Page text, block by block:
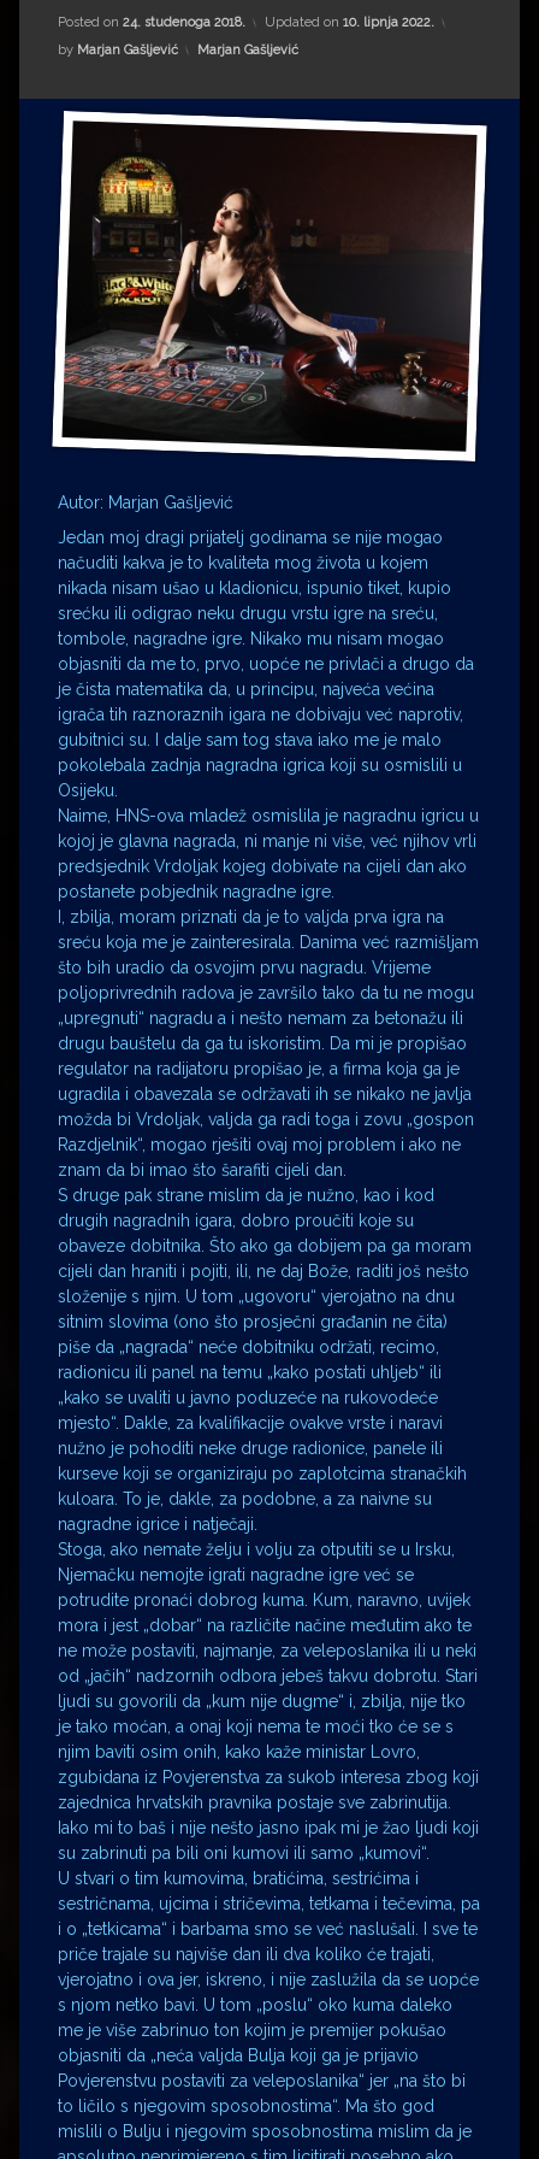
Drugi autori
Drugi autori
Matea Andrić
Ljiljana Lekanić-Kljaić
Željko Krznarić
Mario Lovreković
Miroslav Šantek
Posted on 24. studenoga 2018. Updated on 10. lipnja 2022.
by Marjan Gašljević Kategorije:
Marjan Gašljević
Autor: Marjan Gašljević
Jedan moj dragi prijatelj godinama se nije mogao
načuditi kakva je to kvaliteta mog života u kojem
nikada nisam ušao u kladionicu, ispunio tiket, kupio
srećku ili odigrao neku drugu vrstu igre na sreću,
tombole, nagradne igre. Nikako mu nisam mogao
objasniti da me to, prvo, uopće ne privlači a drugo da
je čista matematika da, u principu, najveća većina
igrača tih raznoraznih igara ne dobivaju već naprotiv,
gubitnici su. I dalje sam tog stava iako me je malo
pokolebala zadnja nagradna igrica koji su osmislili u
Osijeku.
Naime, HNS-ova mladež osmislila je nagradnu igricu u
kojoj je glavna nagrada, ni manje ni više, već njihov vrli
predsjednik Vrdoljak kojeg dobivate na cijeli dan ako
postanete pobjednik nagradne igre.
I, zbilja, moram priznati da je to valjda prva igra na
sreću koja me je zainteresirala. Danima već razmišljam
što bih uradio da osvojim prvu nagradu. Vrijeme
poljoprivrednih radova je završilo tako da tu ne mogu
„upregnuti“ nagradu a i nešto nemam za betonažu ili
drugu bauštelu da ga tu iskoristim. Da mi je propišao
regulator na radijatoru propišao je, a firma koja ga je
ugradila i obavezala se održavati ih se nikako ne javlja
možda bi Vrdoljak, valjda ga radi toga i zovu „gospon
Razdjelnik“, mogao rješiti ovaj moj problem i ako ne
znam da bi imao što šarafiti cijeli dan.
S druge pak strane mislim da je nužno, kao i kod
drugih nagradnih igara, dobro proučiti koje su
obaveze dobitnika. Što ako ga dobijem pa ga moram
cijeli dan hraniti i pojiti, ili, ne daj Bože, raditi još nešto
složenije s njim. U tom „ugovoru“ vjerojatno na dnu
sitnim slovima (ono što prosječni građanin ne čita)
piše da „nagrada“ neće dobitniku održati, recimo,
radionicu ili panel na temu „kako postati uhljeb“ ili
„kako se uvaliti u javno poduzeće na rukovodeće
mjesto“. Dakle, za kvalifikacije ovakve vrste i naravi
nužno je pohoditi neke druge radionice, panele ili
kurseve koji se organiziraju po zaplotcima stranačkih
kuloara. To je, dakle, za podobne, a za naivne su
nagradne igrice i natječaji.
Stoga, ako nemate želju i volju za otputiti se u Irsku,
Njemačku nemojte igrati nagradne igre već se
potrudite pronaći dobrog kuma. Kum, naravno, uvijek
mora i jest „dobar“ na različite načine međutim ako te
ne može postaviti, najmanje, za veleposlanika ili u neki
od „jačih“ nadzornih odbora jebeš takvu dobrotu. Stari
ljudi su govorili da „kum nije dugme“ i, zbilja, nije tko
je tako moćan, a onaj koji nema te moći tko će se s
njim baviti osim onih, kako kaže ministar Lovro,
zgubidana iz Povjerenstva za sukob interesa zbog koji
zajednica hrvatskih pravnika postaje sve zabrinutija.
Iako mi to baš i nije nešto jasno ipak mi je žao ljudi koji
su zabrinuti pa bili oni kumovi ili samo „kumovi“.
U stvari o tim kumovima, bratićima, sestrićima i
sestričnama, ujcima i stričevima, tetkama i tečevima, pa
i o „tetkicama“ i barbama smo se već naslušali. I sve te
priče trajale su najviše dan ili dva koliko će trajati,
vjerojatno i ova jer, iskreno, i nije zaslužila da se uopće
s njom netko bavi. U tom „poslu“ oko kuma daleko
me je više zabrinuo ton kojim je premijer pokušao
objasniti da „neća valjda Bulja koji ga je prijavio
Povjerenstvu postaviti za veleposlanika“ jer „na što bi
to ličilo s njegovim sposobnostima“. Ma što god
mislili o Bulju i njegovim sposobnostima mislim da je